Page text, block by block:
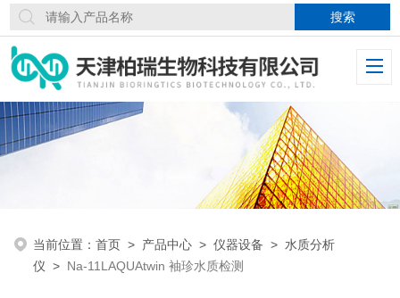
当前位置：首页 > 产品中心 >仪器设备 > 水质分析
仪 > Na-11LAQUAtwin 袖珍水质检测